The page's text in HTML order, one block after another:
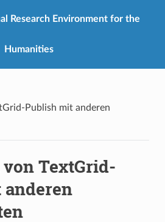
Research Environment for the
Humanities
Publish mit anderen
TextGrid-